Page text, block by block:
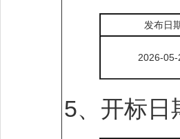
发布日
2026-05-
5、开标日